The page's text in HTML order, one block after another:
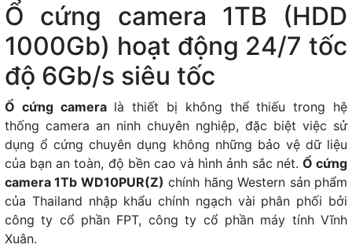
Ổ cứng camera 1TB (HDD
1000Gb) hoạt động 24/7 tốc
độ 6Gb/s siêu tốc
Ổ cứng cameralà thiết bị không thể thiếu trong hệ
thống camera an ninh chuyên nghiệp, đặc biệt việc sử
dụng ổ cứng chuyên dụng không những bảo vệ dữ liệu
của bạn an toàn, độ bền cao và hình ảnh sắc nét. Ổ cứng
camera 1Tb WD10PUR(Z) chính hãng Western sản phẩm
của Thailand nhập khẩu chính ngạch vài phân phối bởi
công ty cổ phần FPT, công ty cổ phần máy tính Vĩnh
Xuân.